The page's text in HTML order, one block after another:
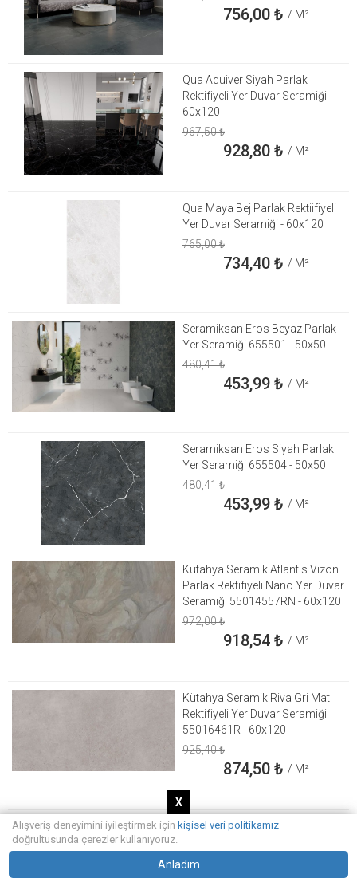
756,00₺ / M²
Qua Aquiver Siyah Parlak
Rektifiyeli Yer Duvar Seramiği -
60x120
967,50₺
928,80₺ / M²
Qua Maya Bej Parlak Rektiifiyeli
Yer Duvar Seramiği - 60x120
765,00₺
734,40₺ / M²
Seramiksan Eros Beyaz Parlak
Yer Seramiği 655501 - 50x50
480,41₺
453,99₺ / M²
Seramiksan Eros Siyah Parlak
Yer Seramiği 655504 - 50x50
480,41₺
453,99₺ / M²
Kütahya Seramik Atlantis Vizon
Parlak Rektifiyeli Nano Yer Duvar
Seramiği 55014557RN - 60x120
972,00₺
918,54₺ / M²
Kütahya Seramik Riva Gri Mat
Rektifiyeli Yer Duvar Seramiği
55016461R - 60x120
925,40₺
874,50₺ / M²
Vitrra Urbancrete Beyaz Mat
Seramiği K947237R0001VTE0 -
Alışveriş deneyimini iyileştirmek için kişisel veri politikamız
doğrultusunda çerezler kullanıyoruz.
Anladım
X